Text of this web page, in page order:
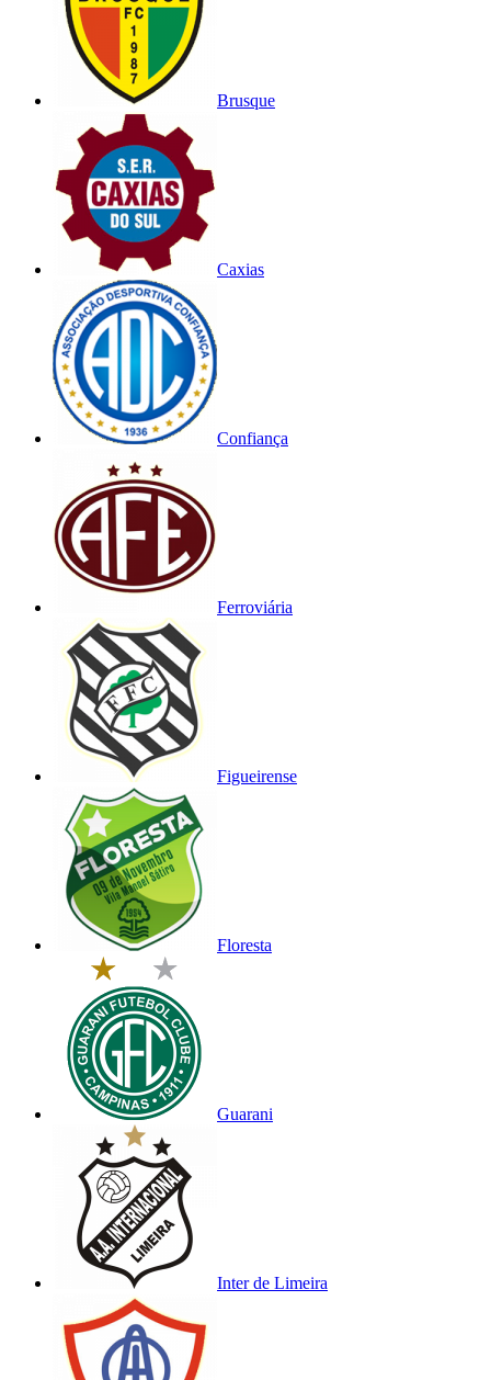
Brusque
Caxias
Confiança
Ferroviária
Figueirense
Floresta
Guarani
Inter de Limeira